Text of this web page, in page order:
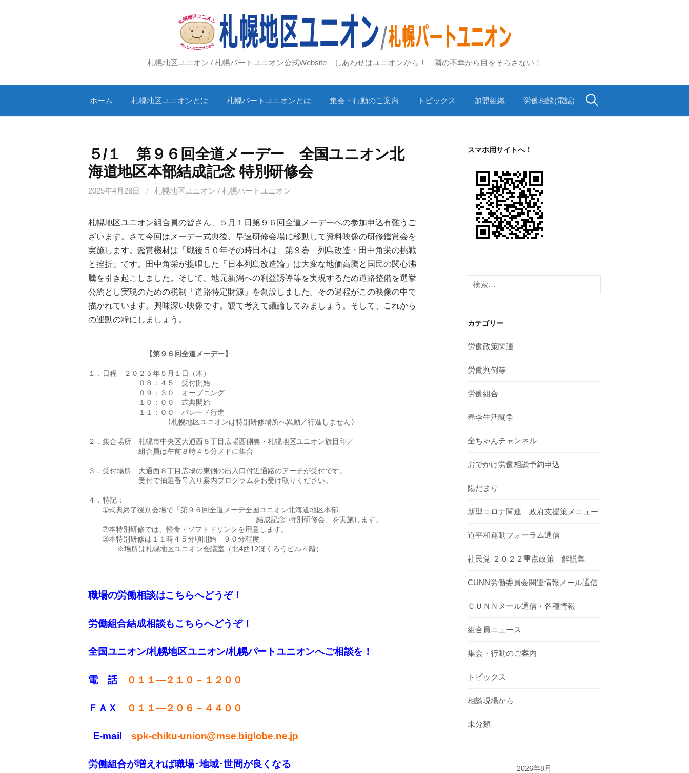
ッ
札幌地区ユニオン / 札幌パートユニオン公式Website しあわせはユニオンから！ 隣の不幸から目をそらさない！
ホーム 札幌地区ユニオンとは 札幌パートユニオンとは 集会・行動のご案内 トピックス 加盟組織 労働相談(電話) 検
５/１ 第９６回全道メーデー 全国ユニオン北
海道地区本部結成記念 特別研修会
2025年4月28日 / 札幌地区ユニオン / 札幌パートユニオン
札幌地区ユニオン組合員の皆さん、５月１日第９６回全道メーデーへの参加申込有難うご
ざいます。さて今回はメーデー式典後、早速研修会場に移動して資料映像の研修鑑賞会を
実施します。鑑賞機材は「戦後５０年その時日本は 第９巻 列島改造・田中角栄の挑戦
と挫折」です。田中角栄が提唱した「日本列島改造論」は大変な地価高騰と国民の関心沸
騰を引き起こしました。そして、地元新潟への利益誘導等を実現するため道路整備を選挙
公約とし実現のための税制「道路特定財源」を創設しました。その過程がこの映像の中で
描かれています。興味深い映像です。観て考えて議論してみましょう。そして、これから
の運動の糧にしましょう。
【第９６回全道メーデー】
１．日程　２０２５年５月１日（木）
０８：４５　受付開始
０９：３０　オープニング
１０：００　式典開始
１１：００　パレード行進
(札幌地区ユニオンは特別研修場所へ異動／行進しません)
２．集合場所　札幌市中央区大通西８丁目広場西側奥・札幌地区ユニオン旗目印／
組合員は午前８時４５分メドに集合
３．受付場所　大通西８丁目広場の東側の出入口付近通路のアーチが受付です。
受付で抽選番号入り案内プログラムをお受け取りください。
４．特記：
➀式典終了後別会場で「第９６回全道メーデ全国ユニオン北海道地区本部
                                         結成記念 特別研修会」を実施します。
➁本特別研修では、軽食・ソフトドリンクを用意します。
➂本特別研修は１１時４５分頃開始　９０分程度
※場所は札幌地区ユニオン会議室（北4西12ほくろうビル４階）
職場の労働相談はこちらへどうぞ！
労働組合結成相談もこちらへどうぞ！
全国ユニオン/札幌地区ユニオン/札幌パートユニオンへご相談を！
電 話 ０１１—２１０－１２００
ＦＡＸ ０１１—２０６－４４００
E-mailspk-chiku-union@mse.biglobe.ne.jp
労働組合が増えれば職場･地域･世間が良くなる
スマホ用サイトへ！
検
索:
カテゴリー
労働政策関連
労働判例等
労働組合
春季生活闘争
全ちゃんチャンネル
おでかけ労働相談予約申込
陽だまり
新型コロナ関連 政府支援策メニュー
道平和運動フォーラム通信
社民党 ２０２２重点政策 解説集
CUNN労働委員会関連情報メール通信
ＣＵＮＮメール通信・各種情報
組合員ニュース
集会・行動のご案内
トピックス
相談現場から
未分類
2026年8月